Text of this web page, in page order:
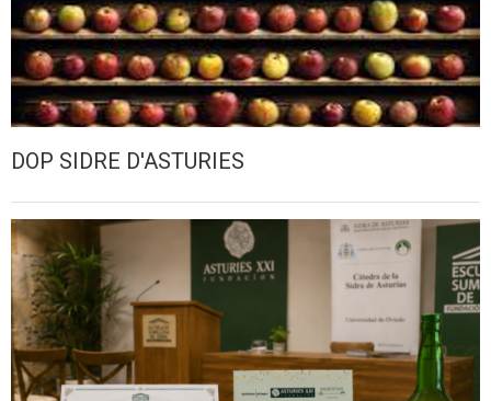
DOP SIDRE D'ASTURIES